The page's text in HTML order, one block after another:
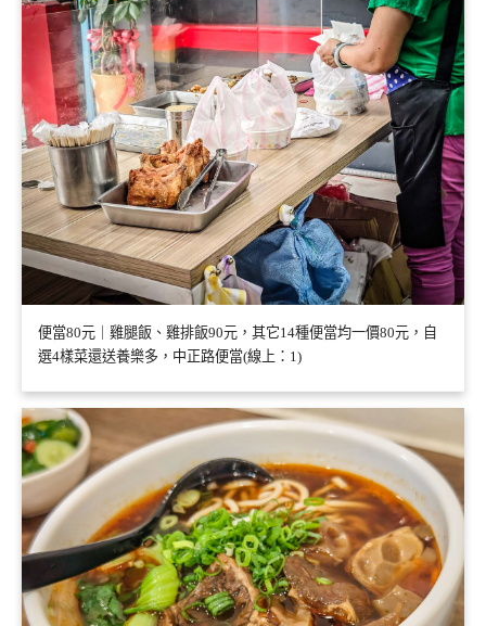
便當80元｜雞腿飯、雞排飯90元，其它14種便當均一價80元，自
選4樣菜還送養樂多，中正路便當(線上：1)